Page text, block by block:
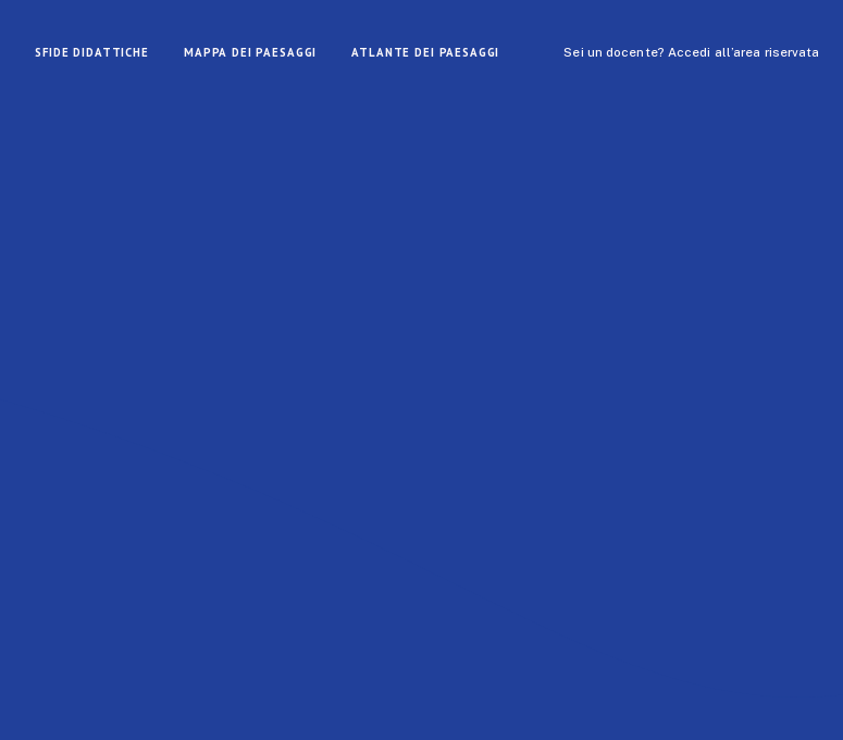
SFIDE DIDATTICHE MAPPA DEI PAESAGGI ATLANTE DEI PAESAGGI Sei un docente? Accedi all’area riservata